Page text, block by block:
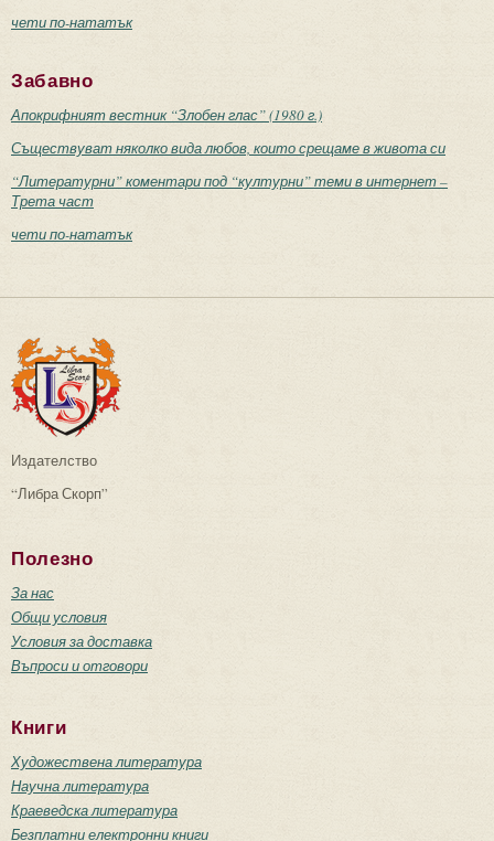
чети по-нататък
Забавно
Апокрифният вестник “Злобен глас” (1980 г.)
Съществуват няколко вида любов, които срещаме в живота си
“Литературни” коментари под “културни” теми в интернет –
Трета част
чети по-нататък
Издателство
“Либра Скорп”
Полезно
За нас
Общи условия
Условия за доставка
Въпроси и отговори
Книги
Художествена литература
Научна литература
Краеведска литература
Безплатни електронни книги